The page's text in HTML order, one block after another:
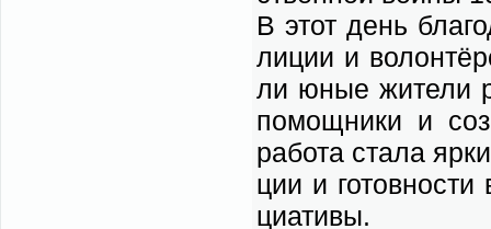
В этот день
ли­ции и
ли юные жи­те­ли
по­мощ­ни­ки и
ра­бо­та ста­ла
ции и
ци­а­ти­вы.